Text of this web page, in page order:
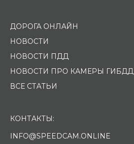
ДОРОГА ОНЛАЙН
НОВОСТИ
НОВОСТИ ПДД
НОВОСТИ ПРО КАМЕРЫ ГИБДД
ВСЕ СТАТЬИ
КОНТАКТЫ:
INFO@SPEEDCAM.ONLINE